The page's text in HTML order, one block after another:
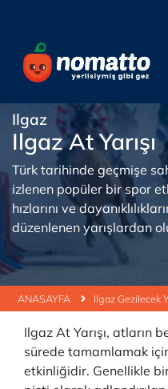
ANASAYFA Ilgaz Gezilecek
Ilgaz
Ilgaz At Yarışı
Türk tarihinde geçmişe
izlenen popüler bir spor
hızlarını ve
düzenlenen yarışlardan
Ilgaz At Yarışı, atların
sürede tamamlamak
etkinliğidir. Genellikle